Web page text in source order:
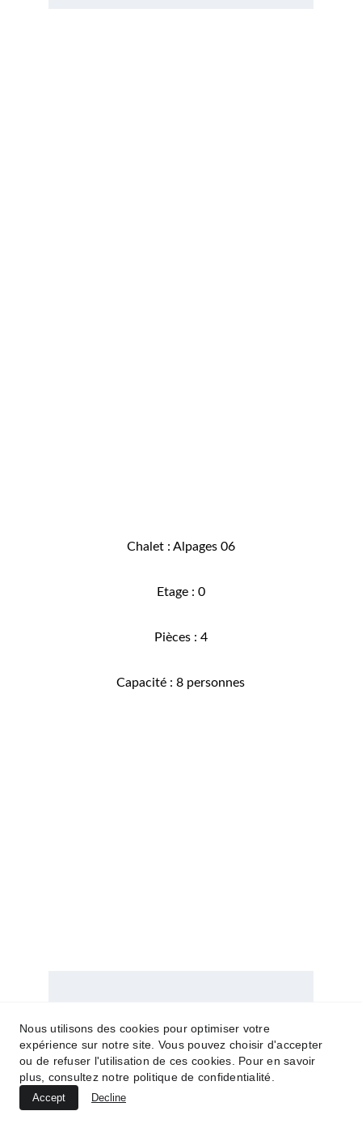
Chalet : Alpages 06
Etage : 0
Pièces : 4
Capacité : 8 personnes
Nous utilisons des cookies pour optimiser votre
expérience sur notre site. Vous pouvez choisir d'accepter
ou de refuser l'utilisation de ces cookies. Pour en savoir
plus, consultez notre politique de confidentialité.
Accept Decline